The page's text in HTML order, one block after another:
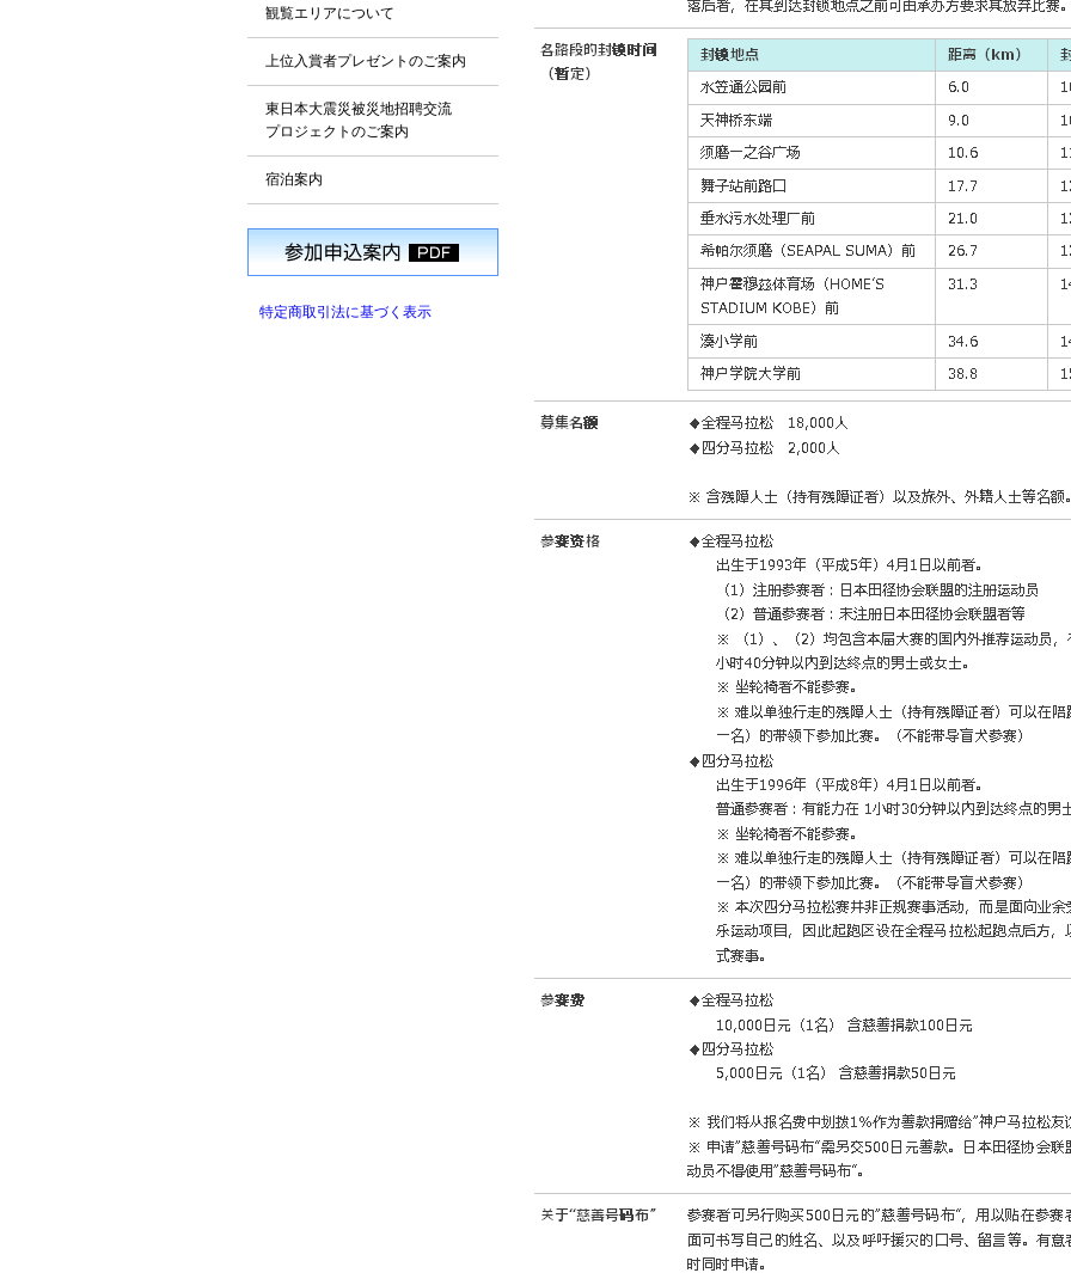
観覧エリアについて
上位入賞者プレゼントのご案内
東日本大震災被災地招聘交流
プロジェクトのご案内
宿泊案内
特定商取引法に基づく表示